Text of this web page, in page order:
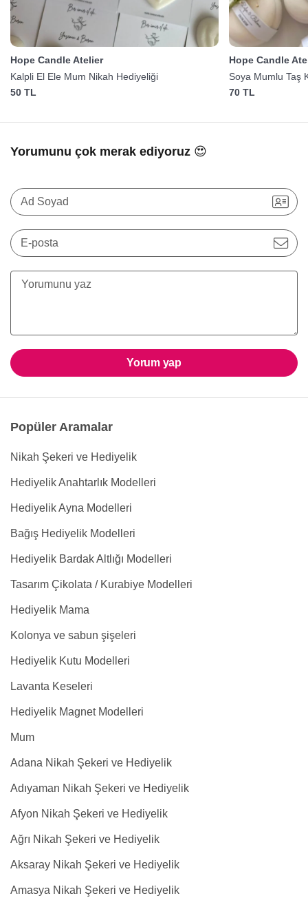
Hope Candle Atelier
Kalpli El Ele Mum Nikah Hediyeliği
50 TL
Hope Candle
Soya Mumlu Taş
70 TL
Yorumunu çok merak ediyoruz 😍
Ad Soyad
E-posta
Yorum yap
Popüler Aramalar
Nikah Şekeri ve Hediyelik
Hediyelik Anahtarlık Modelleri
Hediyelik Ayna Modelleri
Bağış Hediyelik Modelleri
Hediyelik Bardak Altlığı Modelleri
Tasarım Çikolata / Kurabiye Modelleri
Hediyelik Mama
Kolonya ve sabun şişeleri
Hediyelik Kutu Modelleri
Lavanta Keseleri
Hediyelik Magnet Modelleri
Mum
Adana Nikah Şekeri ve Hediyelik
Adıyaman Nikah Şekeri ve Hediyelik
Afyon Nikah Şekeri ve Hediyelik
Ağrı Nikah Şekeri ve Hediyelik
Aksaray Nikah Şekeri ve Hediyelik
Amasya Nikah Şekeri ve Hediyelik